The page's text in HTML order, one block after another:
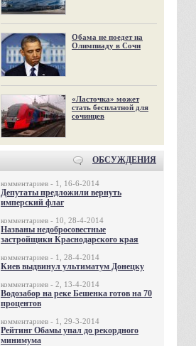
Обама не поедет на
Олимпиаду в Сочи
«Ласточка» может
стать бесплатной для
сочинцев
ОБСУЖДЕНИЯ
комментариев - 1, 16-6-2014
Депутаты предложили вернуть
имперский флаг
комментариев - 10, 28-4-2014
Названы недобросовестные
застройщики Краснодарского края
комментариев - 1, 28-4-2014
Киев выдвинул ультиматум Донецку
комментариев - 2, 13-4-2014
Водозабор на реке Бешенка готов на 70
процентов
комментариев - 1, 29-3-2014
Рейтинг Обамы упал до рекордного
минимума